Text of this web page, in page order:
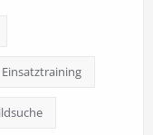
Einsatztraining